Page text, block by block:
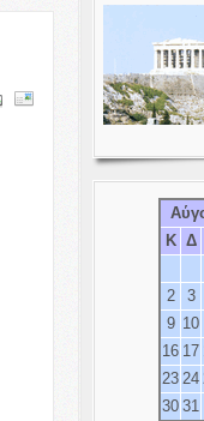
Κ Δ
2
3
9 10
16 17
23 24
30 31